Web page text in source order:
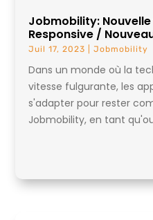
Jobmobility:
Responsive /
Juil 17, 2023 |Jobmobility
Dans un monde où la
vitesse fulgurante, les
s'adapter pour rester
Jobmobility, en tant